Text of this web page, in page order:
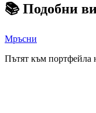
📚 Подобни
Мръсни
Пътят към портфейла